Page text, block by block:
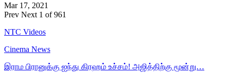
Mar 17, 2021
Prev Next 1 of 961
NTC Videos
Cinema News
இராம பிரானுக்கு ஐந்து கிரஹம் உச்சம்! அஜித்திற்கு மூன்று…